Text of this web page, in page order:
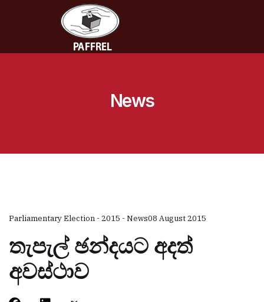
News
Parliamentary Election - 2015 - News08 August 2015
තැපැල් ඡන්දයට අදත්
අවස්ථාව